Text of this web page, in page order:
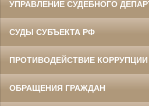
УПРАВЛЕНИЕ СУДЕБНОГО
СУДЫ СУБЪЕКТА РФ
ПРОТИВОДЕЙСТВИЕ КОРРУПЦИИ
ОБРАЩЕНИЯ ГРАЖДАН